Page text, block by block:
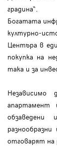
градина“.
Богатата
културно-
Центъра в
покупка на
така и за
апартамент
обзаведени
отговарят на